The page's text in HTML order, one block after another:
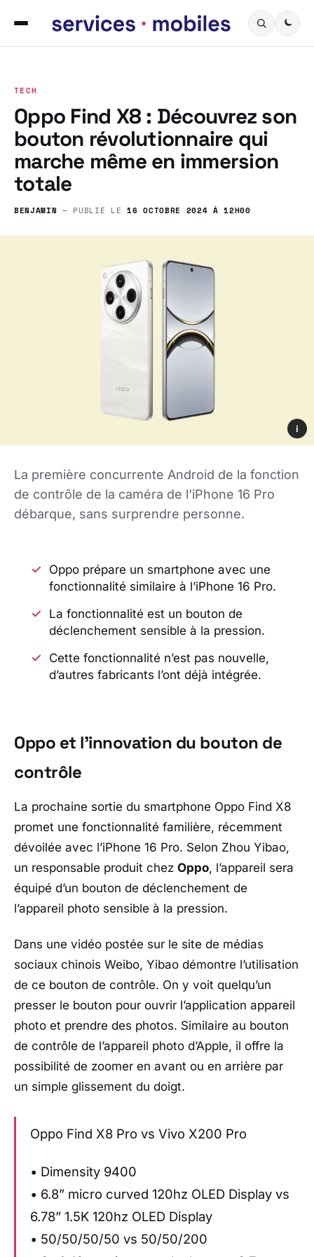
TECH
Oppo Find X8 : Découvrez son
bouton révolutionnaire qui
marche même en immersion
totale
BENJAMIN — PUBLIÉ LE16 OCTOBRE 2024 À 12H00
i
La première concurrente Android de la fonction
de contrôle de la caméra de l'iPhone 16 Pro
débarque, sans surprendre personne.
Oppo prépare un smartphone avec une
fonctionnalité similaire à l’iPhone 16 Pro.
La fonctionnalité est un bouton de
déclenchement sensible à la pression.
Cette fonctionnalité n’est pas nouvelle,
d’autres fabricants l’ont déjà intégrée.
Oppo et l’innovation du bouton de
contrôle
La prochaine sortie du smartphone Oppo Find X8
promet une fonctionnalité familière, récemment
dévoilée avec l’iPhone 16 Pro. Selon Zhou Yibao,
un responsable produit chez Oppo, l’appareil sera
équipé d’un bouton de déclenchement de
l’appareil photo sensible à la pression.
Dans une vidéo postée sur le site de médias
sociaux chinois Weibo, Yibao démontre l’utilisation
de ce bouton de contrôle. On y voit quelqu’un
presser le bouton pour ouvrir l’application appareil
photo et prendre des photos. Similaire au bouton
de contrôle de l’appareil photo d’Apple, il offre la
possibilité de zoomer en avant ou en arrière par
un simple glissement du doigt.
Oppo Find X8 Pro vs Vivo X200 Pro
• Dimensity 9400
• 6.8” micro curved 120hz OLED Display vs
6.78” 1.5K 120hz OLED Display
• 50/50/50/50 vs 50/50/200